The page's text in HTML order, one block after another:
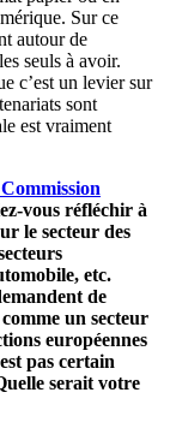
Sur ce
autour de
seuls à avoir.
c’est un levier sur
sont
est vraiment
vous réfléchir à
le secteur des
etc.
de
un secteur
européennes
pas certain
serait votre